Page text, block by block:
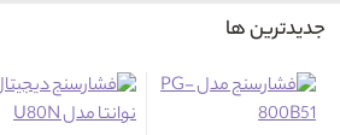
جدیدترین ها